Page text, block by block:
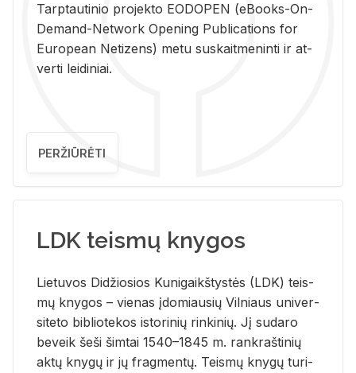
Tarp­tau­ti­nio pro­jek­to EO­DO­PEN (eBo­oks-On-
De­mand-Ne­twork Ope­ning Pub­li­ca­tions for
Eu­ro­pe­an Ne­ti­zens) metu su­skait­me­nin­ti ir at­
ver­ti lei­di­niai.
PERŽIŪRĖTI
LDK teismų knygos
Lie­tu­vos Di­džio­sios Ku­ni­gaikš­tys­tės (LDK) teis­
mų kny­gos – vie­nas įdo­miau­sių Vil­niaus uni­ver­
si­te­to bi­b­lio­te­kos is­to­ri­nių rin­ki­nių. Jį su­da­ro
be­veik šeši šim­tai 1540–1845 m. rank­raš­ti­nių
aktų kny­gų ir jų frag­men­tų. Teis­mų kny­gų tu­ri­